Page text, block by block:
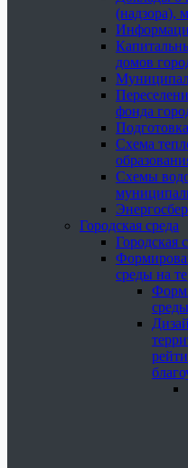
(надзора),
домов
фонда
Схема
Схемы
Городская среда
Городская
среды на